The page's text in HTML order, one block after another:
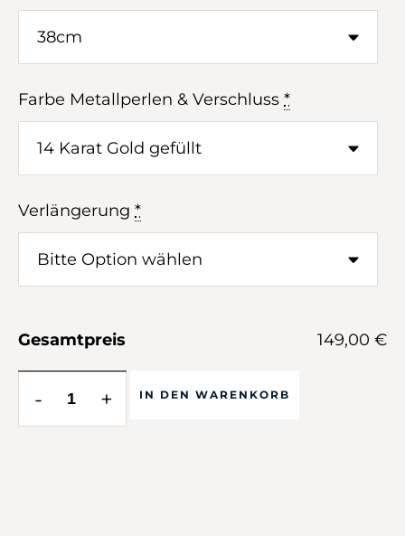
Farbe Metallperlen & Verschluss *
Verlängerung *
Gesamtpreis 149,00 €
- + IN DEN WARENKORB